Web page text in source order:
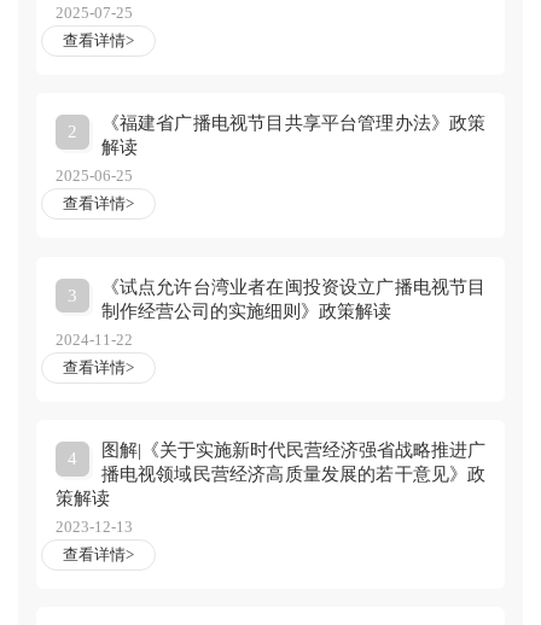
2025-07-25
查看详情>
2
《福建省广播电视节目共享平台管理办法》政策
解读
2025-06-25
查看详情>
3
《试点允许台湾业者在闽投资设立广播电视节目
制作经营公司的实施细则》政策解读
2024-11-22
查看详情>
4
图解|《关于实施新时代民营经济强省战略推进广
播电视领域民营经济高质量发展的若干意见》政
策解读
2023-12-13
查看详情>